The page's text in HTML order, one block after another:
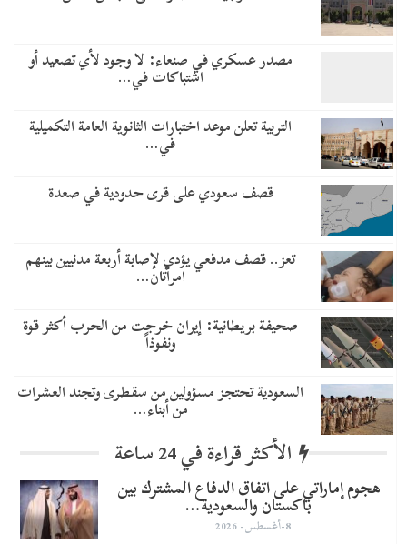
مصدر عسكري في صنعاء: لا وجود لأي تصعيد أو
اشتباكات في…
التربية تعلن موعد اختبارات الثانوية العامة التكميلية
في…
قصف سعودي على قرى حدودية في صعدة
تعز.. قصف مدفعي يؤدي لإصابة أربعة مدنيين بينهم
امرأتان…
صحيفة بريطانية: إيران خرجت من الحرب أكثر قوة
ونفوذاً
السعودية تحتجز مسؤولين من سقطرى وتجند العشرات
من أبناء…
الأكثر قراءة في 24 ساعة
هجوم إماراتي على اتفاق الدفاع المشترك بين
باكستان والسعودية…
8-أغسطس- 2026